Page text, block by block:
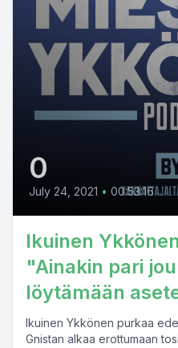
0
July 24, 2021 • 00:53:16
Ikuinen
"Ainakin pari
löytämään
Ikuinen Ykkönen purkaa
Gnistan alkaa erottumaan